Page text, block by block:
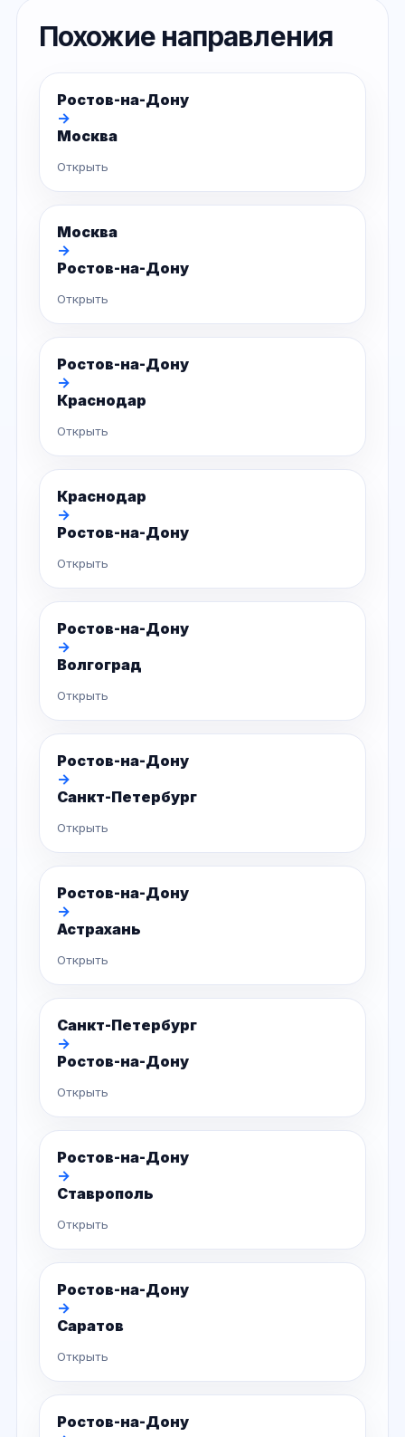
Похожие направления
Ростов-на-Дону
→
Москва
Открыть
Москва
→
Ростов-на-Дону
Открыть
Ростов-на-Дону
→
Краснодар
Открыть
Краснодар
→
Ростов-на-Дону
Открыть
Ростов-на-Дону
→
Волгоград
Открыть
Ростов-на-Дону
→
Санкт-Петербург
Открыть
Ростов-на-Дону
→
Астрахань
Открыть
Санкт-Петербург
→
Ростов-на-Дону
Открыть
Ростов-на-Дону
→
Ставрополь
Открыть
Ростов-на-Дону
→
Саратов
Открыть
Ростов-на-Дону